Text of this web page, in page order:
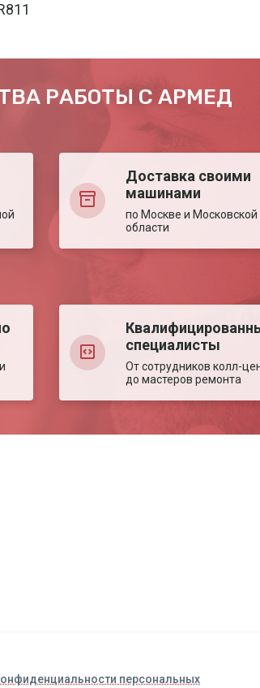
РАБОТЫ С АРМЕД
Доставка своими
машинами
по Москве и Московской
области
специалисты
От сотрудников колл-
до мастеров ремонта
персональных